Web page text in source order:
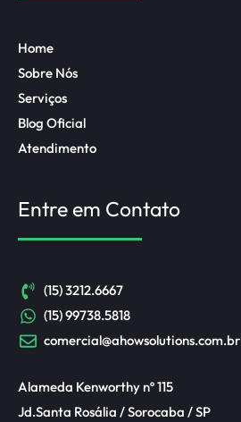
Home
Sobre Nós
Serviços
Blog Oficial
Atendimento
Entre em Contato
(15) 3212.6667
(15) 99738.5818
comercial@ahowsolutions.com.br
Alameda Kenworthy nº 115
Jd.Santa Rosália / Sorocaba / SP